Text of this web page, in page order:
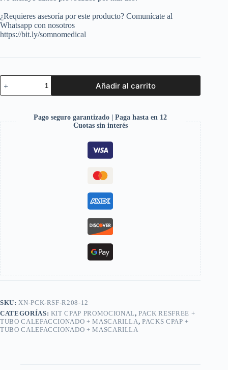
¿Requieres asesoría por este producto? Comunícate al
Whatsapp con nosotros
https://bit.ly/somnomedical
Añadir al carrito
Pago seguro garantizado | Paga hasta en 12
Cuotas sin interés
SKU:XN-PCK-RSF-R208-12
CATEGORÍAS: KIT CPAP PROMOCIONAL,PACK RESFREE +
TUBO CALEFACCIONADO + MASCARILLA,PACKS CPAP +
TUBO CALEFACCIONADO + MASCARILLA